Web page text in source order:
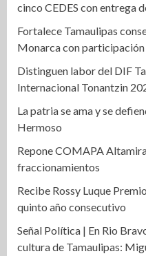
cinco CEDES con entrega
Fortalece Tamaulipas
Monarca con
Distinguen labor del DIF
Internacional Tonantzin
La patria se ama y se
Hermoso
Repone COMAPA
fraccionamientos
Recibe Rossy Luque
quinto año consecutivo
Señal Política | En Rio
cultura de Tamaulipas: